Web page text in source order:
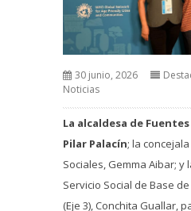
30 junio, 2026
Noticias
La alcaldesa de
Pilar Palacín; la
Sociales, Gemma Aibar; y
Servicio Social de Base
(Eje 3), Conchita Guallar,